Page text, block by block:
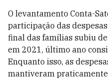
O levantamento Conta-
participação das
final das famílias subiu
em 2021, último ano
Enquanto isso, as
mantiveram